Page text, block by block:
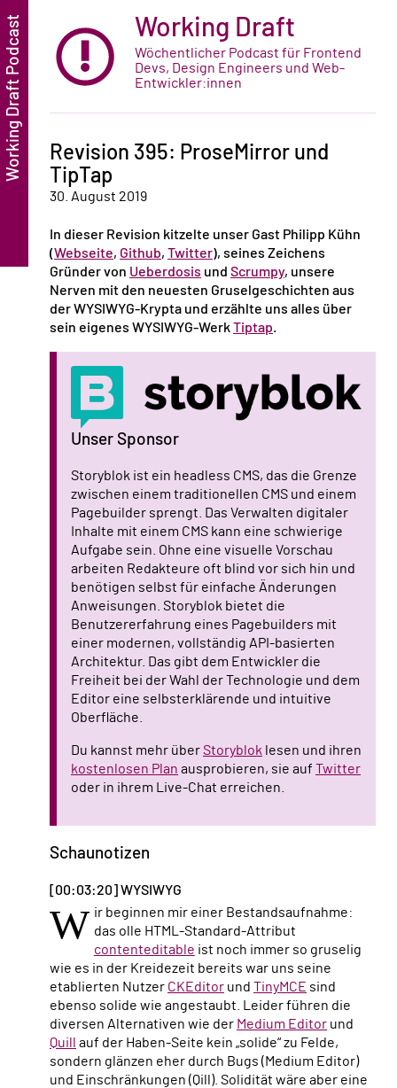
Working Draft
Wöchentlicher Podcast für Frontend
Devs, Design Engineers und Web-
Entwickler:innen
Revision 395: ProseMirror und
TipTap
30. August 2019
In dieser Revision kitzelte unser Gast Philipp Kühn
(Webseite, Github, Twitter), seines Zeichens
Gründer von Ueberdosis und Scrumpy, unsere
Nerven mit den neuesten Gruselgeschichten aus
der WYSIWYG-Krypta und erzählte uns alles über
sein eigenes WYSIWYG-WerkTiptap.
Unser Sponsor
Storyblok ist ein headless CMS, das die Grenze
zwischen einem traditionellen CMS und einem
Pagebuilder sprengt. Das Verwalten digitaler
Inhalte mit einem CMS kann eine schwierige
Aufgabe sein. Ohne eine visuelle Vorschau
arbeiten Redakteure oft blind vor sich hin und
benötigen selbst für einfache Änderungen
Anweisungen. Storyblok bietet die
Benutzererfahrung eines Pagebuilders mit
einer modernen, vollständig API-basierten
Architektur. Das gibt dem Entwickler die
Freiheit bei der Wahl der Technologie und dem
Editor eine selbsterklärende und intuitive
Oberfläche.
Du kannst mehr überStoryblok lesen und ihren
kostenlosen Plan ausprobieren, sie auf Twitter
oder in ihrem Live-Chat erreichen.
Schaunotizen
[00:03:20] WYSIWYG
W ir beginnen mir einer Bestandsaufnahme:
das olle HTML-Standard-Attribut
contenteditable ist noch immer so gruselig
wie es in der Kreidezeit bereits war uns seine
etablierten Nutzer CKEditor und TinyMCE sind
ebenso solide wie angestaubt. Leider führen die
diversen Alternativen wie der Medium Editor und
Quill
auf der Haben-Seite kein „solide“ zu Felde,
sondern glänzen eher durch Bugs (Medium Editor)
und Einschränkungen (Qill). Solidität wäre aber eine